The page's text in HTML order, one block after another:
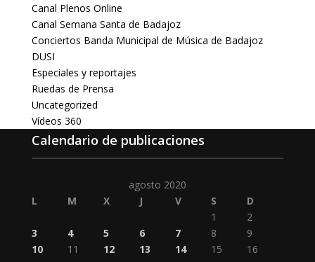
Canal Plenos Online
Canal Semana Santa de Badajoz
Conciertos Banda Municipal de Música de Badajoz
DUSI
Especiales y reportajes
Ruedas de Prensa
Uncategorized
Vídeos 360
Calendario de publicaciones
agosto 2020
L
M X J V S
D
1
2
3
4 5 6 7 8
9
10
11 12 13 14 15
16